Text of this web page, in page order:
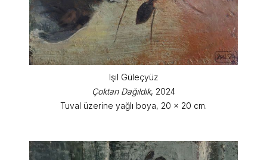
Işıl Güleçyüz
Çoktan Dağıldık, 2024
Tuval üzerine yağlı boya, 20 x 20 cm.